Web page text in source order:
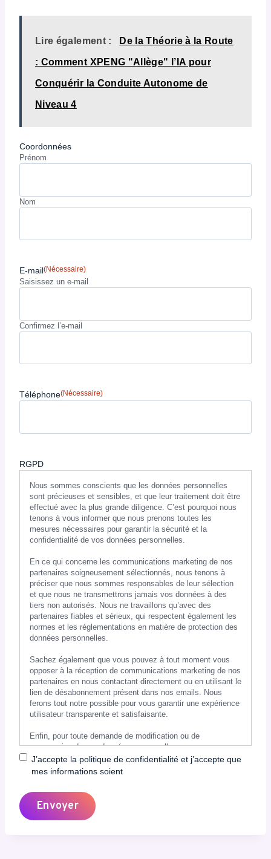
Lire également : De la Théorie à la Route
: Comment XPENG "Allège" l’IA pour
Conquérir la Conduite Autonome de
Niveau 4
Coordonnées
Prénom
Nom
E-mail(Nécessaire)
Saisissez un e-mail
Confirmez l’e-mail
Téléphone(Nécessaire)
RGPD
Nous sommes conscients que les données personnelles
sont précieuses et sensibles, et que leur traitement doit être
effectué avec la plus grande diligence. C’est pourquoi nous
tenons à vous informer que nous prenons toutes les
mesures nécessaires pour garantir la sécurité et la
confidentialité de vos données personnelles.
En ce qui concerne les communications marketing de nos
partenaires soigneusement sélectionnés, nous tenons à
préciser que nous sommes responsables de leur sélection
et que nous ne transmettrons jamais vos données à des
tiers non autorisés. Nous ne travaillons qu’avec des
partenaires fiables et sérieux, qui respectent également les
normes et les réglementations en matière de protection des
données personnelles.
Sachez également que vous pouvez à tout moment vous
opposer à la réception de communications marketing de nos
partenaires en nous contactant directement ou en utilisant le
lien de désabonnement présent dans nos emails. Nous
ferons tout notre possible pour vous garantir une expérience
utilisateur transparente et satisfaisante.
Enfin, pour toute demande de modification ou de
suppression de vos données personnelles, vous pouvez
nous contacter directement en utilisant le formulaire de
contact disponible à l’adresse suivante: https://www.tesla-
rapidement toutes vos demandes et à respecter vos droits
en tant qu’utilisateur.
J’accepte la politique de confidentialité et j’accepte que
mes informations soient